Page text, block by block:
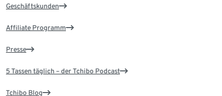
Geschäftskunden
Affiliate Programm
Presse
5 Tassen täglich – der Tchibo Podcast
Tchibo Blog